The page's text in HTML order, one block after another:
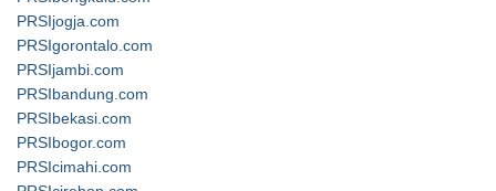
PRSIjogja.com
PRSIgorontalo.com
PRSIjambi.com
PRSIbandung.com
PRSIbekasi.com
PRSIbogor.com
PRSIcimahi.com